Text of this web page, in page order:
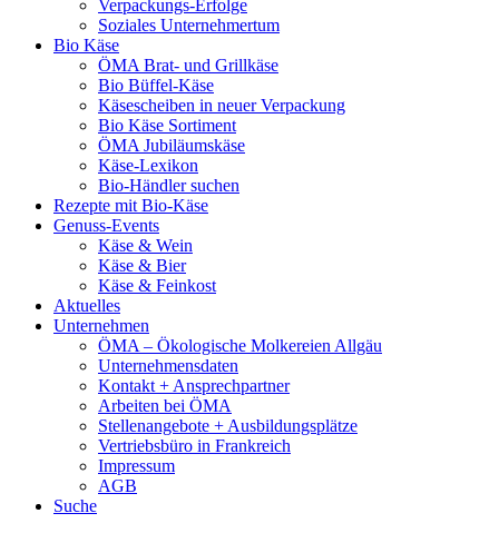
Verpackungs-Erfolge
Soziales Unternehmertum
Bio Käse
ÖMA Brat- und Grillkäse
Bio Büffel-Käse
Käsescheiben in neuer Verpackung
Bio Käse Sortiment
ÖMA Jubiläumskäse
Käse-Lexikon
Bio-Händler suchen
Rezepte mit Bio-Käse
Genuss-Events
Käse & Wein
Käse & Bier
Käse & Feinkost
Aktuelles
Unternehmen
ÖMA – Ökologische Molkereien Allgäu
Unternehmensdaten
Kontakt + Ansprechpartner
Arbeiten bei ÖMA
Stellenangebote + Ausbildungsplätze
Vertriebsbüro in Frankreich
Impressum
AGB
Suche